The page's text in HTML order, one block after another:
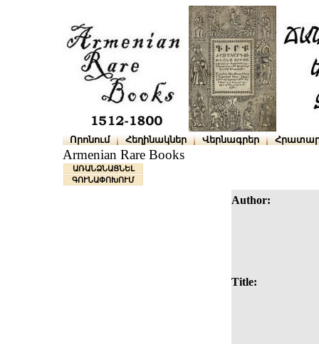
Որոնում Հեղինակներ Վերնագրեր
Armenian Rare Books
ԱՌԱՆՁՆԱՑՆԵԼ
ԳՈՒՆԱՓՈԽՈՒՄ
Author:
Title: